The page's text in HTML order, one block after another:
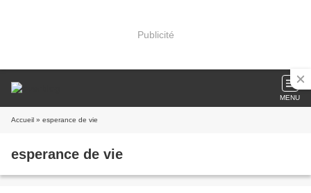
Publicité
MENU
Accueil » esperance de vie
esperance de vie